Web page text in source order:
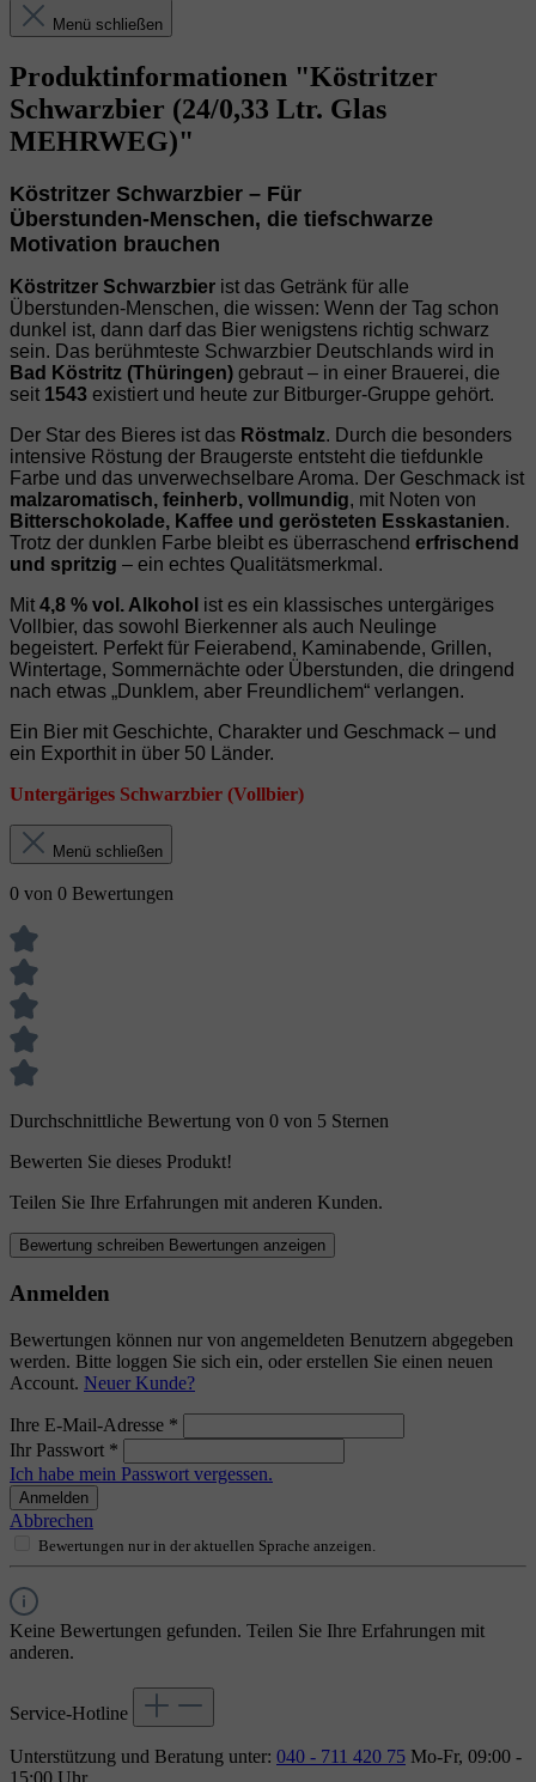
Menü schließen
Produktinformationen "Köstritzer
Schwarzbier (24/0,33 Ltr. Glas
MEHRWEG)"
Köstritzer Schwarzbier – Für
Überstunden‑Menschen, die tiefschwarze
Motivation brauchen
Köstritzer Schwarzbier ist das Getränk für alle
Überstunden‑Menschen, die wissen: Wenn der Tag schon
dunkel ist, dann darf das Bier wenigstens richtig schwarz
sein. Das berühmteste Schwarzbier Deutschlands wird in
Bad Köstritz (Thüringen) gebraut – in einer Brauerei, die
seit 1543 existiert und heute zur Bitburger‑Gruppe gehört.
Der Star des Bieres ist das Röstmalz. Durch die besonders
intensive Röstung der Braugerste entsteht die tiefdunkle
Farbe und das unverwechselbare Aroma. Der Geschmack ist
malzaromatisch, feinherb, vollmundig, mit Noten von
Bitterschokolade, Kaffee und gerösteten Esskastanien.
Trotz der dunklen Farbe bleibt es überraschend erfrischend
und spritzig – ein echtes Qualitätsmerkmal.
Mit 4,8 % vol. Alkohol ist es ein klassisches untergäriges
Vollbier, das sowohl Bierkenner als auch Neulinge
begeistert. Perfekt für Feierabend, Kaminabende, Grillen,
Wintertage, Sommernächte oder Überstunden, die dringend
nach etwas „Dunklem, aber Freundlichem“ verlangen.
Ein Bier mit Geschichte, Charakter und Geschmack – und
ein Exporthit in über 50 Länder.
Untergäriges Schwarzbier (Vollbier)
Menü schließen
0 von 0 Bewertungen
Durchschnittliche Bewertung von 0 von 5 Sternen
Bewerten Sie dieses Produkt!
Teilen Sie Ihre Erfahrungen mit anderen Kunden.
Bewertung schreiben Bewertungen anzeigen
Anmelden
Bewertungen können nur von angemeldeten Benutzern abgegeben
werden. Bitte loggen Sie sich ein, oder erstellen Sie einen neuen
Account. Neuer Kunde?
Ihre E-Mail-Adresse *
Ihr Passwort *
Ich habe mein Passwort vergessen.
Anmelden
Abbrechen
Bewertungen nur in der aktuellen Sprache anzeigen.
Keine Bewertungen gefunden. Teilen Sie Ihre Erfahrungen mit
anderen.
Service-Hotline
Unterstützung und Beratung unter: 040 - 711 420 75 Mo-Fr, 09:00 -
15:00 Uhr